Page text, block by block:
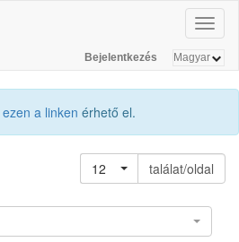
Bejelentkezés
ezen a linken érhető el.
12
találat/oldal